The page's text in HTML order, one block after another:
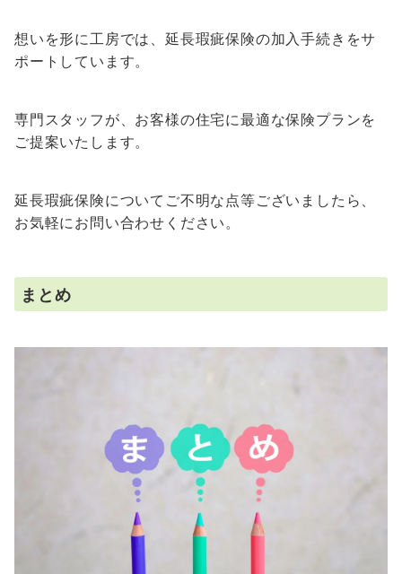
想いを形に工房では、延長瑕疵保険の加入手続きをサ
ポートしています。
専門スタッフが、お客様の住宅に最適な保険プランを
ご提案いたします。
延長瑕疵保険についてご不明な点等ございましたら、
お気軽にお問い合わせください。
まとめ